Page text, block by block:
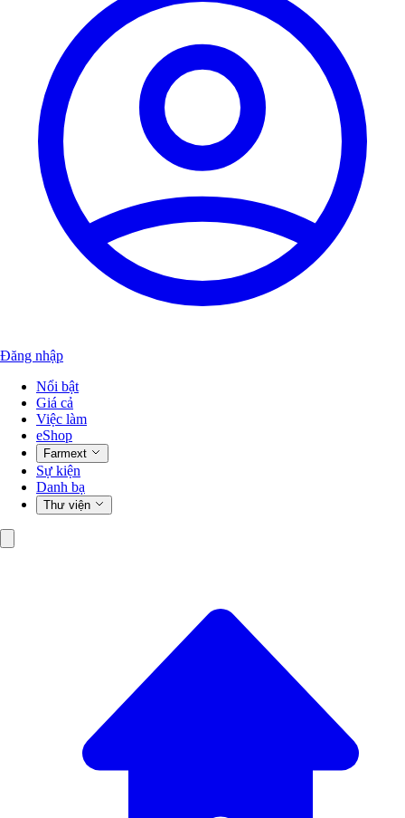
Đăng nhập
Nổi bật
Giá cả
Việc làm
eShop
Farmext
Sự kiện
Danh bạ
Thư viện